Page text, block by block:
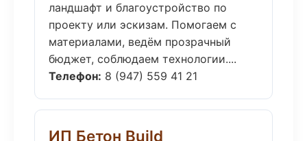
ландшафт и благоустройство по
проекту или эскизам. Помогаем с
материалами, ведём прозрачный
бюджет, соблюдаем технологии....
Телефон: 8 (947) 559 41 21
ИП Бетон Build